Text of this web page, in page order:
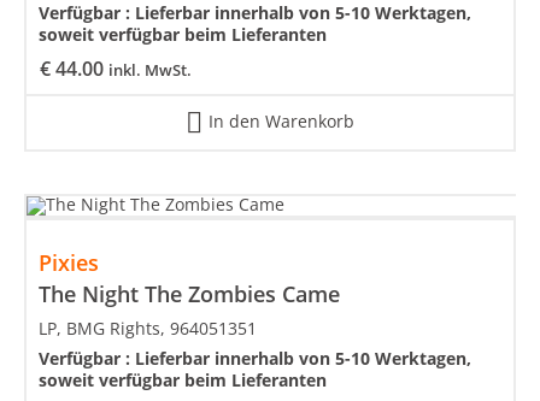
€44.00 inkl. MwSt.
Verfügbar : Lieferbar innerhalb von 5-10 Werktagen,
soweit verfügbar beim Lieferanten
In den Warenkorb
Pixies
The Night The Zombies Came
LP, BMG Rights, 964051351
Verfügbar : Lieferbar innerhalb von 5-10 Werktagen,
soweit verfügbar beim Lieferanten